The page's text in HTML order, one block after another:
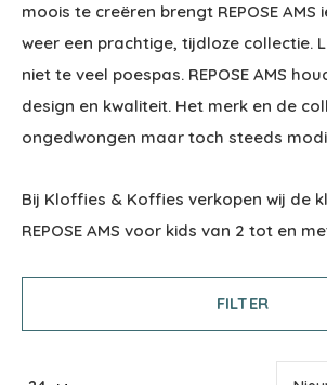
moois te creëren brengt REPOSE AMS
weer een prachtige, tijdloze collectie.
niet te veel poespas. REPOSE AMS
design en kwaliteit. Het merk en de
ongedwongen maar toch steeds
Bij Kloffies & Koffies verkopen wij de
REPOSE AMS voor kids van 2 tot en
FILTER